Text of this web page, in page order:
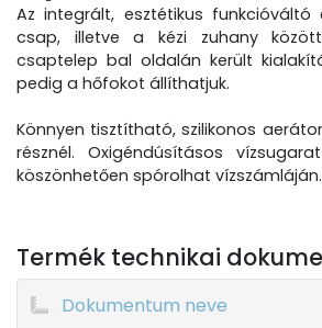
Az integrált, esztétikus funkcióváltó
csap, illetve a kézi zuhany
csaptelep bal oldalán került
pedig a hőfokot állíthatjuk.
Könnyen tisztítható, szilikonos
résznél. Oxigéndúsításos
köszönhetően spórolhat vízszámláján.
Termék technikai
Dokumentum neve